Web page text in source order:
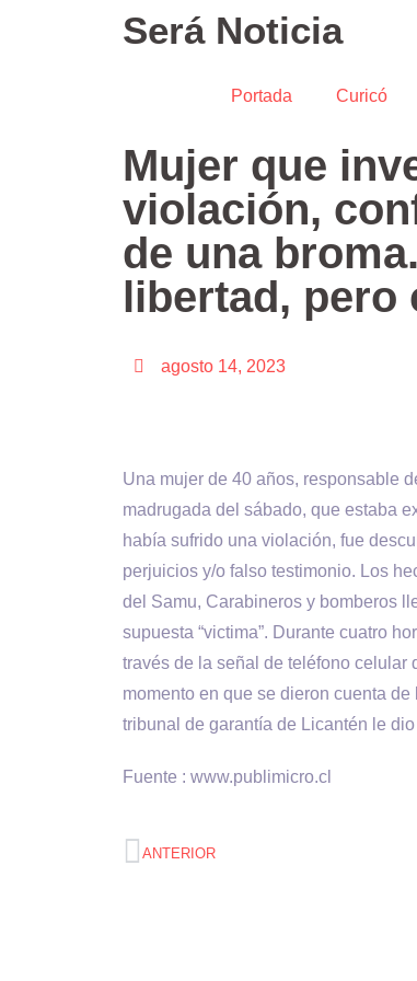
Será Noticia
Portada Curicó
Mujer que
violación,
de una
libertad, pero
agosto 14, 2023
Una mujer de 40 años, responsable
madrugada del sábado, que estaba
había sufrido una violación, fue
perjuicios y/o falso testimonio. Los
del Samu, Carabineros y bomberos
supuesta “victima”. Durante cuatro
través de la señal de teléfono celular
momento en que se dieron cuenta de
tribunal de garantía de Licantén le
Fuente : www.publimicro.cl
ANTERIOR